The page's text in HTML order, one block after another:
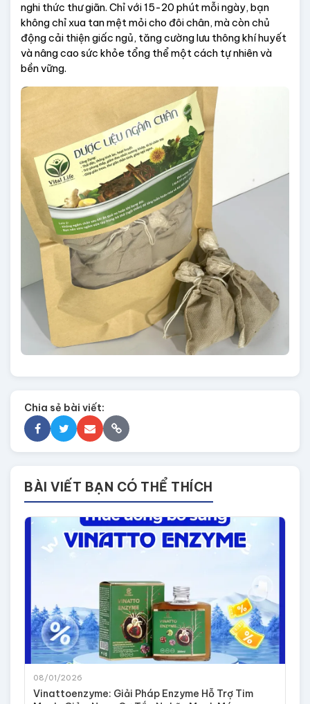
nghi thức thư giãn. Chỉ với 15-20 phút mỗi ngày, bạn
không chỉ xua tan mệt mỏi cho đôi chân, mà còn chủ
động cải thiện giấc ngủ, tăng cường lưu thông khí huyết
và nâng cao sức khỏe tổng thể một cách tự nhiên và
bền vững.
Chia sẻ bài viết:
BÀI VIẾT BẠN CÓ THỂ THÍCH
08/01/2026
Vinattoenzyme: Giải Pháp Enzyme Hỗ Trợ Tim